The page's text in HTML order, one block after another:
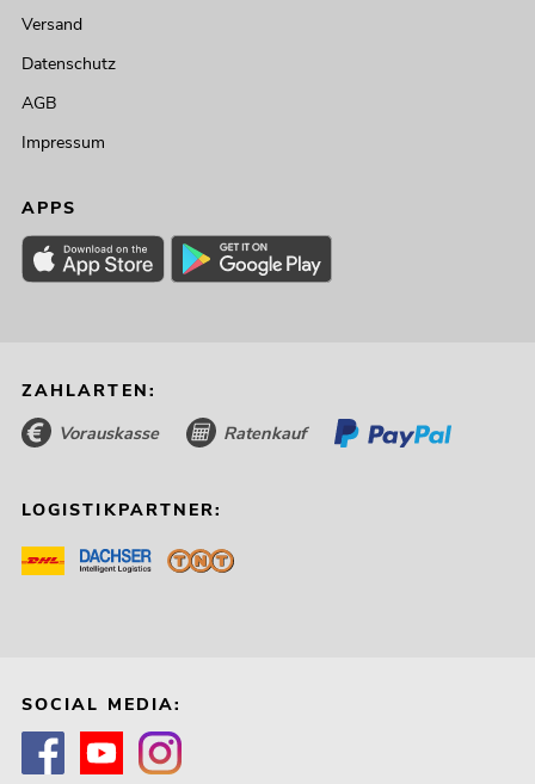
Versand
Datenschutz
AGB
Impressum
APPS
ZAHLARTEN:
Vorauskasse Ratenkauf
LOGISTIKPARTNER:
SOCIAL MEDIA: